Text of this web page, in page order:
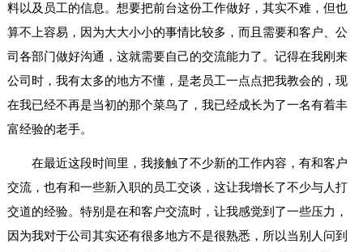
料以及员工的信息。想要把前台这份工作做好，其实不难，但也
算不上容易，因为大大小小的事情比较多，而且需要和客户、公
司各部门做好沟通，这就需要自己的交流能力了。记得在我刚来
公司时，我有太多的地方不懂，是老员工一点点把我教会的，现
在我已经不再是当初的那个菜鸟了，我已经成长为了一名有着丰
富经验的老手。
在最近这段时间里，我接触了不少新的工作内容，有和客户
交流，也有和一些新入职的员工交谈，这让我增长了不少与人打
交道的经验。特别是在和客户交流时，让我感觉到了一些压力，
因为我对于公司其实还有很多地方不是很熟悉，所以当别人问到